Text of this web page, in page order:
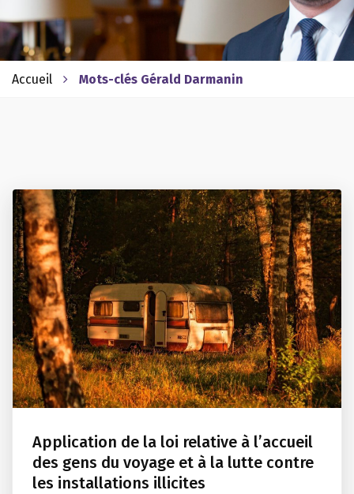
Accueil Mots-clés Gérald Darmanin
Application de la loi relative à l’accueil
des gens du voyage et à la lutte contre
les installations illicites